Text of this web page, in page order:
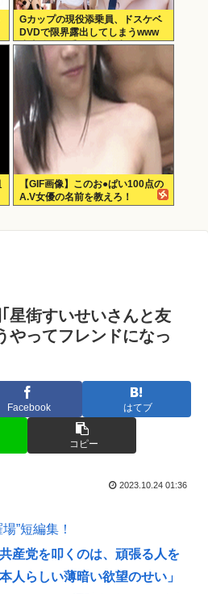
Gカップの現役添乗員、ドスケベ
DVDで限界露出してしまうwww
小山玲奈、手ぶらや極小ビキニで
大放出！！新作「聖なる山」の動
画＆画像まとめ！
【GIF画像】このお●ぱい100点の
A.V女優の名前を教えろ！
星街すいせいさんと友
ってフレンドになっ
Facebook はてブ
コピー
2023.10.24 01:36
”短編集！
産党を叩くのは、頑張る人を
人らしい薄暗い欲望のせい」